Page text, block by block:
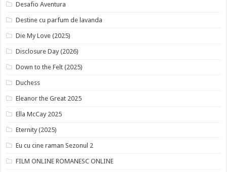
Desafio Aventura
Destine cu parfum de lavanda
Die My Love (2025)
Disclosure Day (2026)
Down to the Felt (2025)
Duchess
Eleanor the Great 2025
Ella McCay 2025
Eternity (2025)
Eu cu cine raman Sezonul 2
FILM ONLINE ROMANESC ONLINE